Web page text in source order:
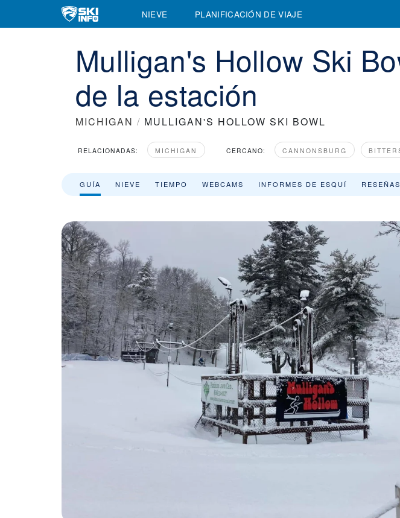
NIEVE PLANIFICACIÓN DE VIAJE
Mulligan's Hollow Ski
de la estación
MICHIGAN / MULLIGAN'S HOLLOW SKI BOWL
RELACIONADAS: MICHIGAN CERCANO: CANNONSBURG
GUÍA NIEVE TIEMPO WEBCAMS INFORMES DE ESQUÍ RESEÑAS
Mulligan's Hollow Ski Bowl Estación de esquí - Descripción general de la estación e informes de